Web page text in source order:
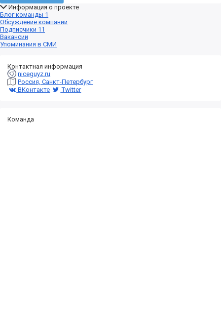
Информация о проекте
Блог команды 1
Обсуждение компании
Подписчики 11
Вакансии
Упоминания в СМИ
Контактная информация
niceguyz.ru
Россия, Санкт-Петербург
ВКонтакте
Twitter
Команда